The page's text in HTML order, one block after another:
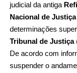
judicial da antiga
Nacional de Justiça
determinações
Tribunal de Justiça
De acordo com
suspender o